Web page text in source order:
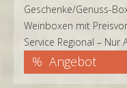
Geschenke/Genuss-
Weinboxen mit
Service Regional – Nur
Angebot